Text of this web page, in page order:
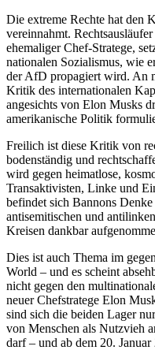
Die extreme Rechte hat den
vereinnahmt.
ehemaliger Chef-Stratege,
nationalen Sozialismus, wie
der AfD propagiert wird. An
Kritik des internationalen
angesichts von Elon Musks
amerikanische Politik
Freilich ist diese Kritik von
bodenständig und
wird gegen heimatlose,
Transaktivisten, Linke und
befindet sich Bannons
antisemitischen und
Kreisen dankbar
Dies ist auch Thema im
World – und es scheint
nicht gegen den
neuer Chefstratege Elon
sind sich die beiden Lager
von Menschen als Nutzvieh
darf – und ab dem 20.